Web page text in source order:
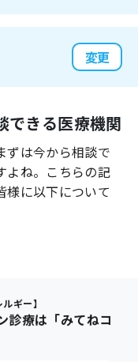
変更
できる医療機関
ずは今から相談で
よね。こちらの記
様に以下について
ギー】
診療は「みてねコ